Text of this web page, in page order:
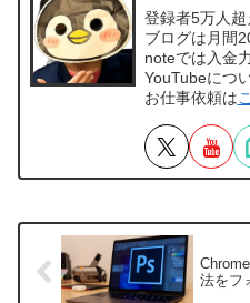
登録者5万人超
ブログは月間
noteでは入金
YouTubeにつ
お仕事依頼は
法をフ